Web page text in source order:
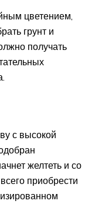
цветением,
грунт и
получать
с высокой
желтеть и со
приобрести